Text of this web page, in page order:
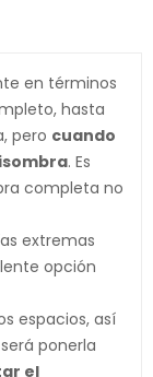
en términos
hasta
pero cuando
. Es
completa no
extremas
opción
espacios, así
ponerla
el